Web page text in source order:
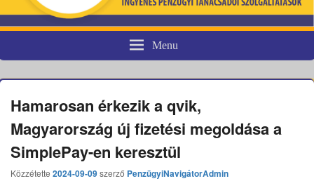
Pénzügyi fogyasztóvédelem
Menu
Hamarosan érkezik a qvik,
Magyarország új fizetési megoldása a
SimplePay-en keresztül
Közzétette 2024-09-09szerző PenzügyiNavigátorAdmin